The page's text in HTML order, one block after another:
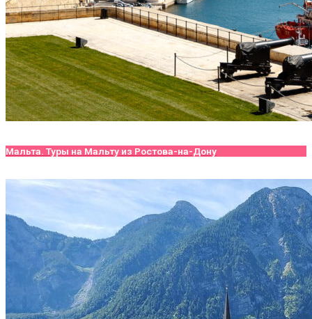
Мальта. Туры на Мальту из Ростова-на-Дону